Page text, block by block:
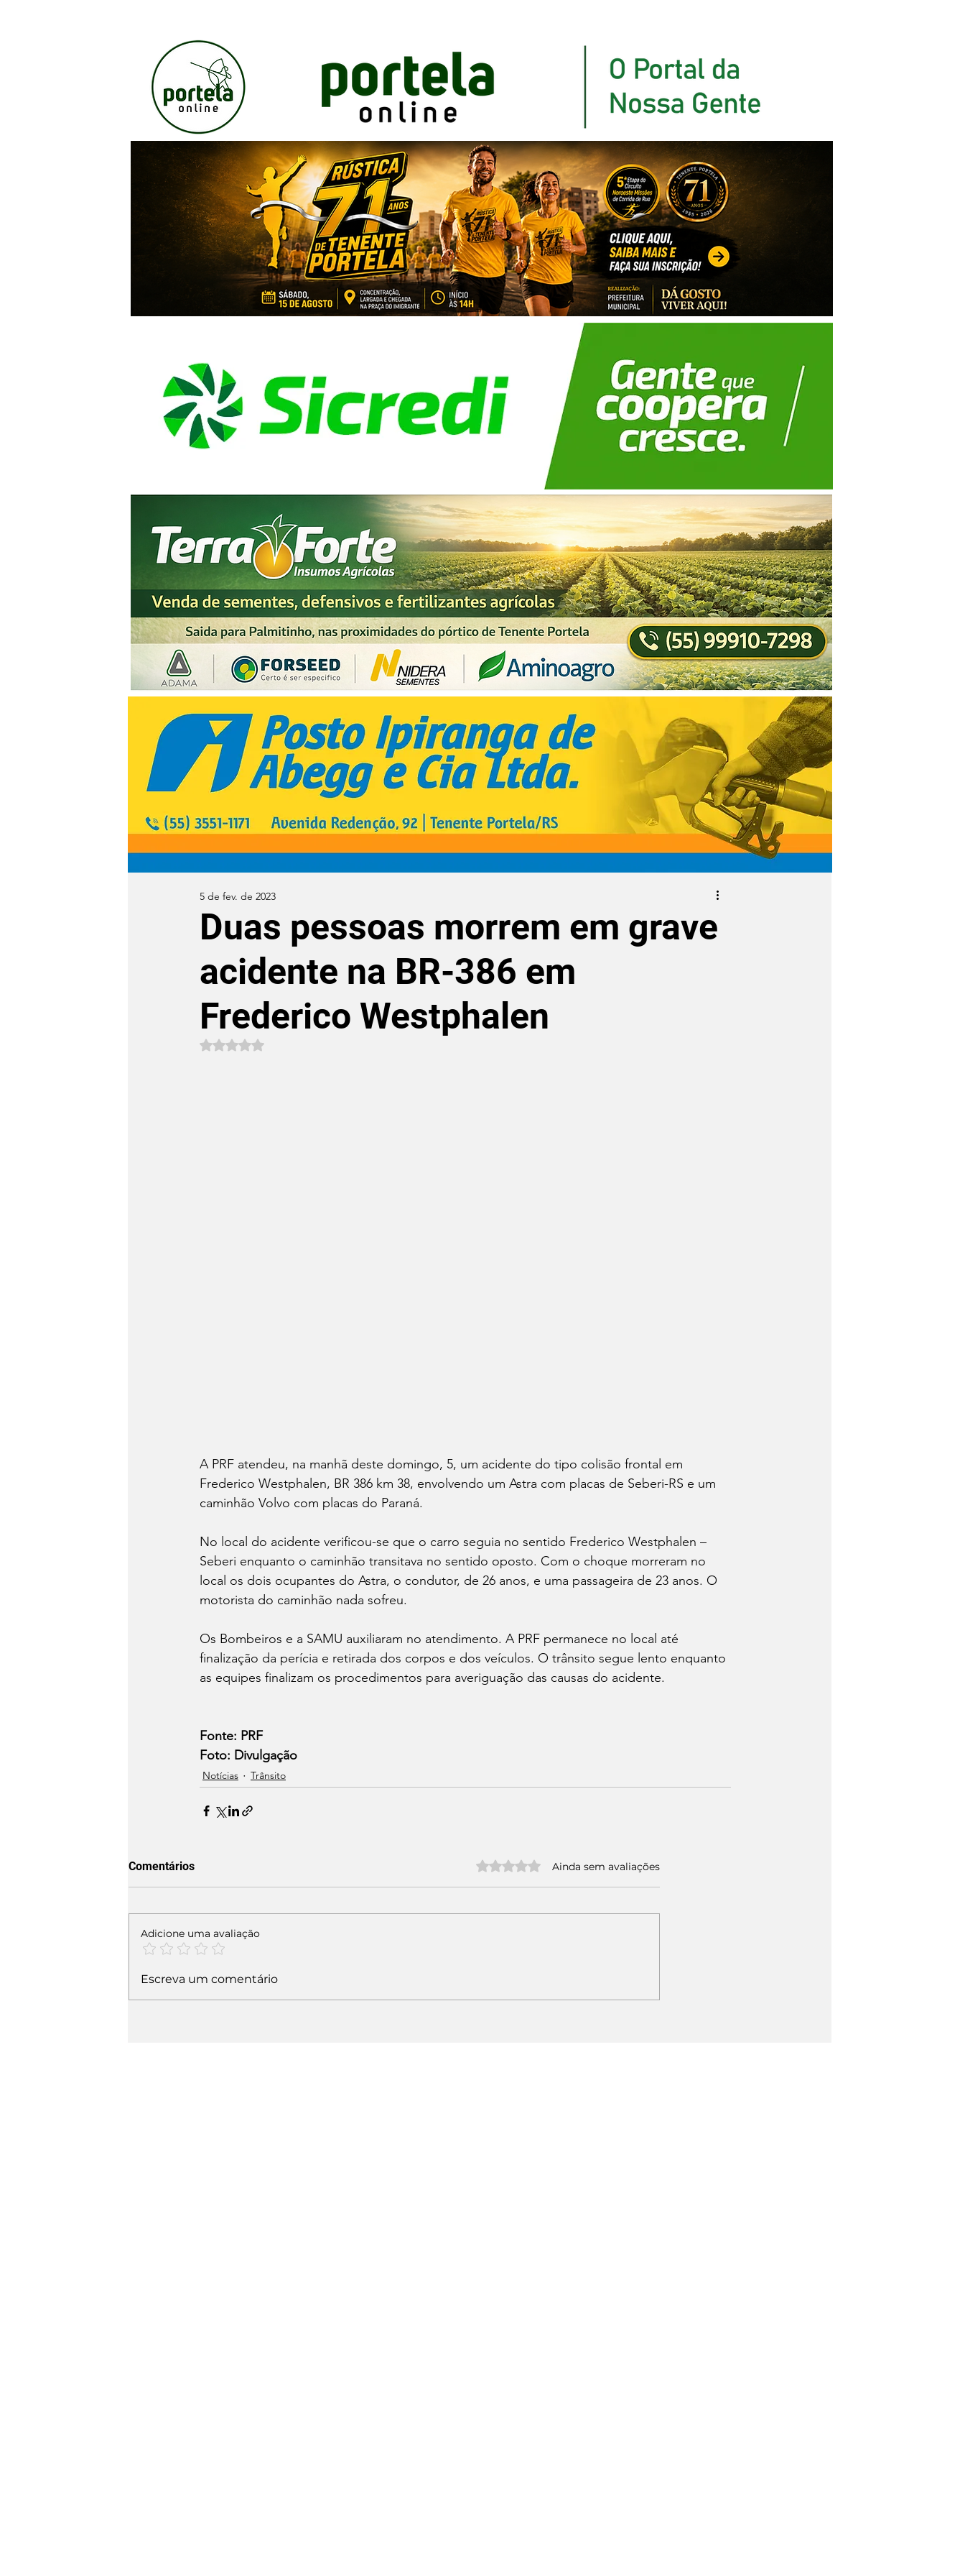
Duas pessoas morrem em grave
acidente na BR-386 em
Frederico Westphalen
5 de fev. de 2023
Avaliado com NaN de 5 estrelas.
A PRF atendeu, na manhã deste domingo, 5, um acidente do tipo colisão frontal em
Frederico Westphalen, BR 386 km 38, envolvendo um Astra com placas de Seberi-RS e um
caminhão Volvo com placas do Paraná.
No local do acidente verificou-se que o carro seguia no sentido Frederico Westphalen –
Seberi enquanto o caminhão transitava no sentido oposto. Com o choque morreram no
local os dois ocupantes do Astra, o condutor, de 26 anos, e uma passageira de 23 anos. O
motorista do caminhão nada sofreu.
Os Bombeiros e a SAMU auxiliaram no atendimento. A PRF permanece no local até
finalização da perícia e retirada dos corpos e dos veículos. O trânsito segue lento enquanto
as equipes finalizam os procedimentos para averiguação das causas do acidente.
Fonte: PRF
Foto: Divulgação
Notícias Trânsito
Comentários Avaliado com 0 de 5 estrelas.
Ainda sem avaliações
Adicione uma avaliação
Escreva um comentário